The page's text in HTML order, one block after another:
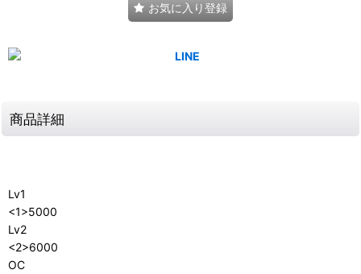
お気に入り登録
商品詳細
Lv1
<1>5000
Lv2
<2>6000
OC